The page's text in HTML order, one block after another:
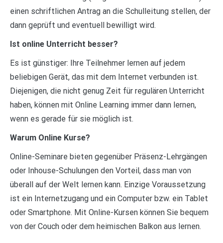
einen schriftlichen Antrag an die Schulleitung stellen, der
dann geprüft und eventuell bewilligt wird.
Ist online Unterricht besser?
Es ist günstiger: Ihre Teilnehmer lernen auf jedem
beliebigen Gerät, das mit dem Internet verbunden ist.
Diejenigen, die nicht genug Zeit für regulären Unterricht
haben, können mit Online Learning immer dann lernen,
wenn es gerade für sie möglich ist.
Warum Online Kurse?
Online-Seminare bieten gegenüber Präsenz-Lehrgängen
oder Inhouse-Schulungen den Vorteil, dass man von
überall auf der Welt lernen kann. Einzige Voraussetzung
ist ein Internetzugang und ein Computer bzw. ein Tablet
oder Smartphone. Mit Online-Kursen können Sie bequem
von der Couch oder dem heimischen Balkon aus lernen.